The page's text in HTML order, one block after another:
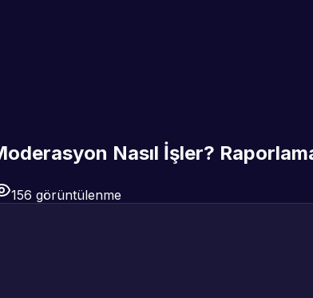
Nasıl İşler?
156 görüntülenme